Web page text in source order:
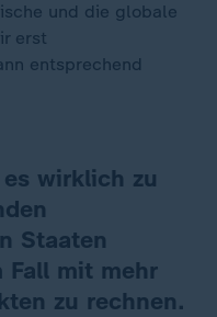
und die globale
erst
entsprechend
wirklich zu
Staaten
Fall mit mehr
zu rechnen.